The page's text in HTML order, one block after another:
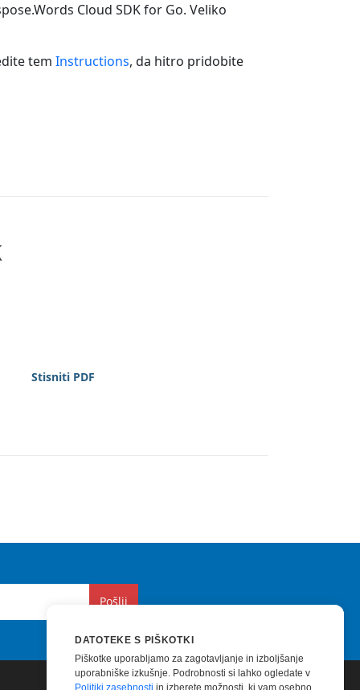
Cloud SDK for Go. Veliko
tem Instructions, da hitro pridobite
Stisniti PDF
Pošlji
DATOTEKE S PIŠKOTKI
Piškotke uporabljamo za zagotavljanje in izboljšanje
uporabniške izkušnje. Podrobnosti si lahko ogledate v
Politiki zasebnosti in izberete možnosti, ki vam osebno